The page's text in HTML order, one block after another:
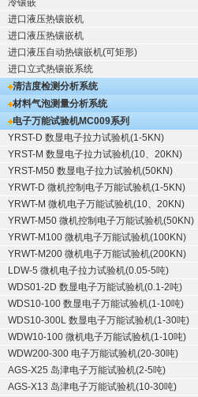
冷镶嵌
进口液压热镶嵌机
进口液压热镶嵌机
进口液压自动热镶嵌机(可矩形)
进口立式热镶嵌系统
清洁度检测分析系统
材料气泡测量分析系统
电子万能试验机MC009系列
YRST-D 数显电子拉力试验机(1-5KN)
YRST-M 数显电子拉力试验机(10、20KN)
YRST-M50 数显电子拉力试验机(50KN)
YRWT-D 微机控制电子万能试验机(1-5KN)
YRWT-M 微机电子万能试验机(10、20KN)
YRWT-M50 微机控制电子万能试验机(50KN)
YRWT-M100 微机电子万能试验机(100KN)
YRWT-M200 微机电子万能试验机(200KN)
LDW-5 微机电子拉力试验机(0.05-5吨)
WDS01-2D 数显电子万能试验机(0.1-2吨)
WDS10-100 数显电子万能试验机(1-10吨)
WDS10-300L 数显电子万能试验机(1-30吨)
WDW10-100 微机电子万能试验机(1-10吨)
WDW200-300 电子万能试验机(20-30吨)
AGS-X25 岛津电子万能试验机(2-5吨)
AGS-X13 岛津电子万能试验机(10-30吨)